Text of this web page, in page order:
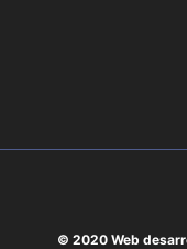
© 2020 Web